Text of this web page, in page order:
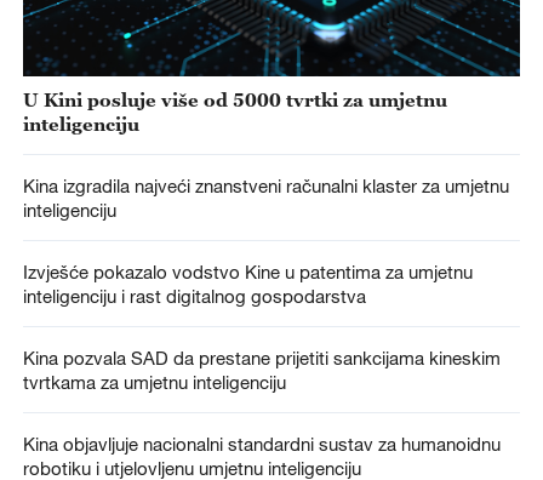
U Kini posluje više od 5000 tvrtki za umjetnu
inteligenciju
Kina izgradila najveći znanstveni računalni klaster za umjetnu
inteligenciju
Izvješće pokazalo vodstvo Kine u patentima za umjetnu
inteligenciju i rast digitalnog gospodarstva
Kina pozvala SAD da prestane prijetiti sankcijama kineskim
tvrtkama za umjetnu inteligenciju
Kina objavljuje nacionalni standardni sustav za humanoidnu
robotiku i utjelovljenu umjetnu inteligenciju